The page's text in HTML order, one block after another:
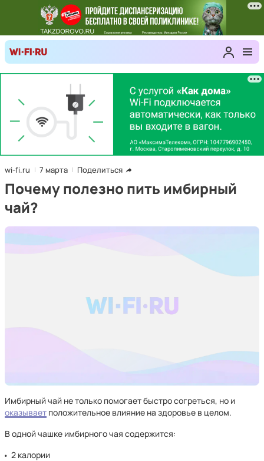
wi-fi.ru 7 марта Поделиться
Почему полезно пить имбирный
чай?
Имбирный чай не только помогает быстро согреться, но и
оказывает положительное влияние на здоровье в целом.
В одной чашке имбирного чая содержится:
2 калории